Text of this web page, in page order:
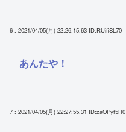
6 : 2021/04/05(月) 22:26:15.63 ID:RUifiSL70
あんたや！
7 : 2021/04/05(月) 22:27:55.31 ID:zaOPyf5H0